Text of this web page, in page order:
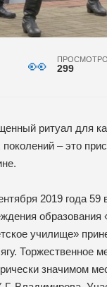
299
ритуал для
поколений – это
2019 года 59
образования
училище»
Торжественное
значимом